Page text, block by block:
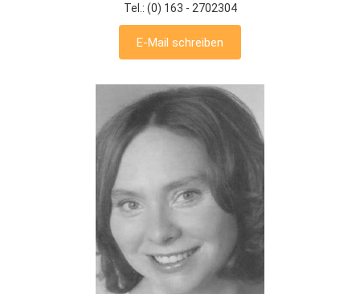
Tel.: (0) 163 - 2702304
E-Mail schreiben